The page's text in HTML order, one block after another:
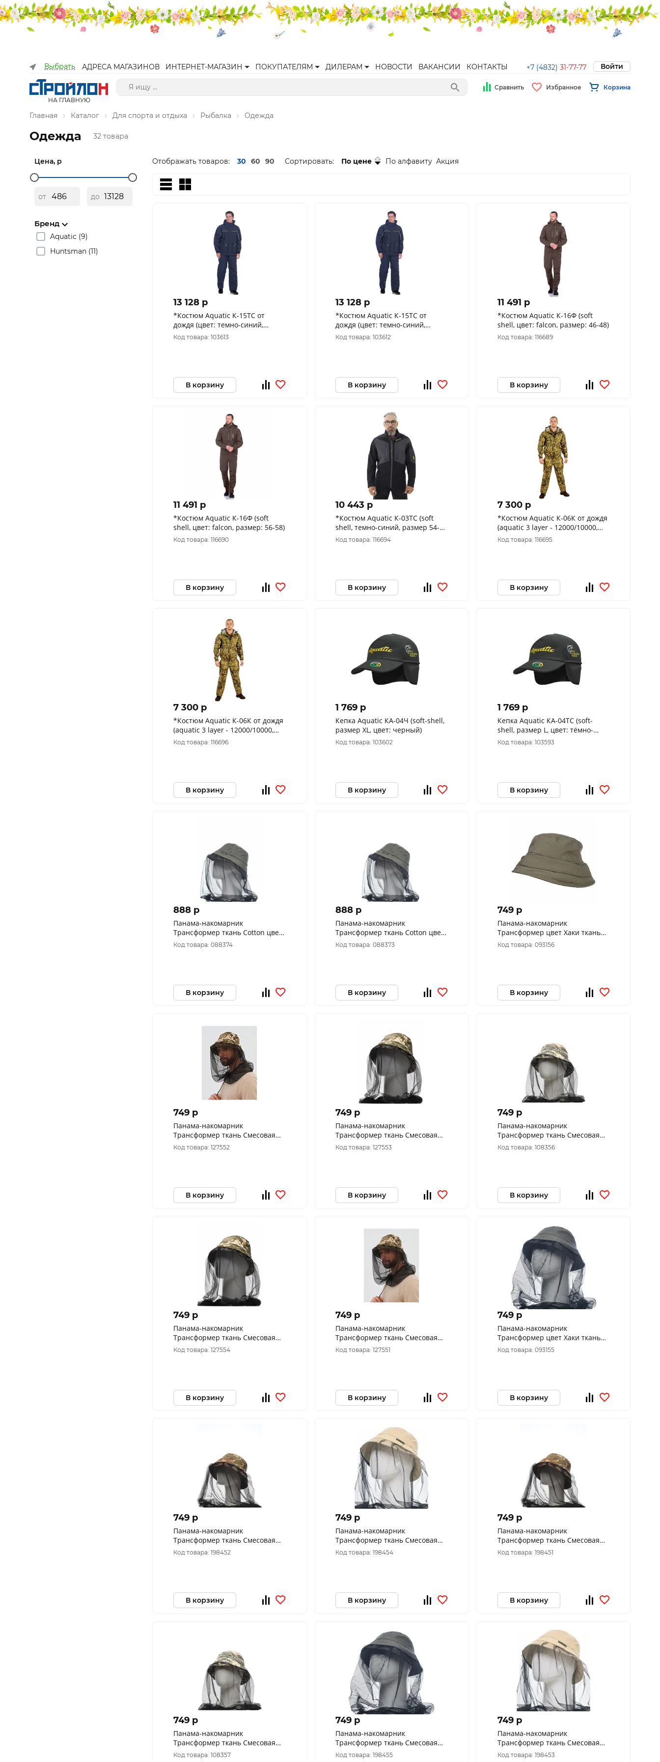
Выбрать АДРЕСА МАГАЗИНОВ ИНТЕРНЕТ-МАГАЗИН ПОКУПАТЕЛЯМ ДИЛЕРАМ НОВОСТИ ВАКАНСИИ КОНТАКТЫ +7 (4832) 31-77-77 Войти
НА ГЛАВНУЮ
Сравнить Избранное Корзина
Главная Каталог Для спорта и отдыха Рыбалка Одежда
Одежда 32 товара
Цена, р
от до
Бренд
Aquatic (9)
Huntsman (11)
Отображать товаров: 30 60 90 Сортировать: По цене По алфавиту Акция
13 128 p
*Костюм Aquatic К-15ТС от
дождя (цвет: темно-синий,
мембрана: 12000/10000, размер
58-60)
Код товара: 103613
В корзину
13 128 p
*Костюм Aquatic К-15ТС от
дождя (цвет: темно-синий,
мембрана: 12000/10000, размер
56-58)
Код товара: 103612
В корзину
11 491 p
*Костюм Aquatic К-16Ф (soft
shell, цвет: falcon, размер: 46-48)
Код товара: 116689
В корзину
11 491 p
*Костюм Aquatic К-16Ф (soft
shell, цвет: falcon, размер: 56-58)
Код товара: 116690
В корзину
10 443 p
*Костюм Aquatic К-03ТС (soft
shell, темно-синий, размер 54-
56)
Код товара: 116694
В корзину
7 300 p
*Костюм Aquatic К-06К от дождя
(aquatic 3 layer - 12000/10000,
камуфляж, размер L)
Код товара: 116695
В корзину
7 300 p
*Костюм Aquatic К-06К от дождя
(aquatic 3 layer - 12000/10000,
камуфляж, размер М)
Код товара: 116696
В корзину
1 769 p
Кепка Aquatic КА-04Ч (soft-shell,
размер ХL, цвет: черный)
Код товара: 103602
В корзину
1 769 p
Кепка Aquatic КА-04ТС (soft-
shell, размер L, цвет: тёмно-
синий)
Код товара: 103593
В корзину
888 p
Панама-накомарник
Трансформер ткань Cotton цвет
Хаки (Размер: 60)
Код товара: 088374
В корзину
888 p
Панама-накомарник
Трансформер ткань Cotton цвет
Хаки (Размер: 58)
Код товара: 088373
В корзину
749 p
Панама-накомарник
Трансформер цвет Хаки ткань
Смесовая Рип-Стоп (Размер: 60)
Код товара: 093156
В корзину
749 p
Панама-накомарник
Трансформер ткань Cмесовая
цвет Мультикам (Размер: 60)
Код товара: 127552
В корзину
749 p
Панама-накомарник
Трансформер ткань Смесовая
Рип-Стоп цвет 1282 (Размер: 58)
Код товара: 127553
В корзину
749 p
Панама-накомарник
Трансформер ткань Cмесовая
цвет 128/2 (Размер: 58)
Код товара: 108356
В корзину
749 p
Панама-накомарник
Трансформер ткань Смесовая
Рип-Стоп цвет 1282 (Размер: 60)
Код товара: 127554
В корзину
749 p
Панама-накомарник
Трансформер ткань Cмесовая
цвет Мультикам (Размер: 58)
Код товара: 127551
В корзину
749 p
Панама-накомарник
Трансформер цвет Хаки ткань
Смесовая Рип-Стоп (Размер: 58)
Код товара: 093155
В корзину
749 p
Панама-накомарник
Трансформер ткань Смесовая
Рип-Стоп цвет Мультикам
(Размер: 60)
Код товара: 198452
В корзину
749 p
Панама-накомарник
Трансформер ткань Смесовая
цвет Бежевый (Размер: 60)
Код товара: 198454
В корзину
749 p
Панама-накомарник
Трансформер ткань Смесовая
Рип-Стоп цвет Мультикам
(Размер: 58)
Код товара: 198451
В корзину
749 p
Панама-накомарник
Трансформер ткань Cмесовая
цвет 128/2 (Размер: 60)
Код товара: 108357
749 p
Панама-накомарник
Трансформер ткань Смесовая
цвет Хаки (Размер: 58)
Код товара: 198455
749 p
Панама-накомарник
Трансформер ткань Смесовая
цвет Бежевый (Размер: 58)
Код товара: 198453